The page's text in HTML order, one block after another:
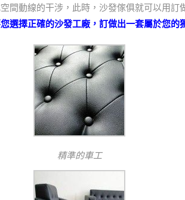
間動線的干涉，此時，沙發傢俱就可以用
選擇正確的沙發工廠，訂做出一套屬於您的
精準的車工